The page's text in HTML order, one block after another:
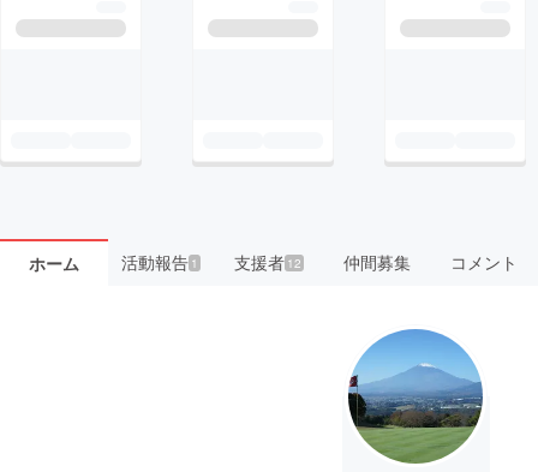
ホーム 活動報告1 支援者 12 仲間募集 コメント